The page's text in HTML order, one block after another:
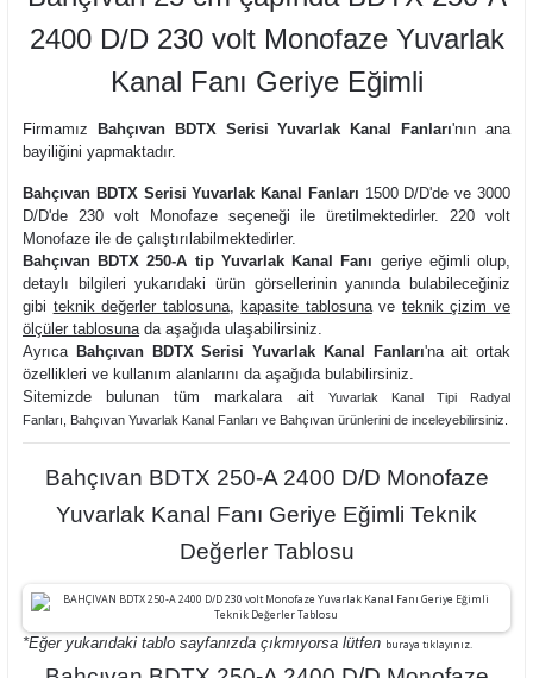
2400 D/D 230 volt Monofaze Yuvarlak
Kanal Fanı Geriye Eğimli
Firmamız Bahçıvan BDTX Serisi Yuvarlak Kanal Fanları'nın ana
bayiliğini yapmaktadır.
Bahçıvan BDTX Serisi Yuvarlak Kanal Fanları 1500 D/D'de ve 3000
D/D'de 230 volt Monofaze seçeneği ile üretilmektedirler. 220 volt
Monofaze ile de çalıştırılabilmektedirler.
Bahçıvan BDTX 250-A tip Yuvarlak Kanal Fanı geriye eğimli olup,
detaylı bilgileri yukarıdaki ürün görsellerinin yanında bulabileceğiniz
gibi teknik değerler tablosuna, kapasite tablosunave teknik çizim ve
ölçüler tablosunada aşağıda ulaşabilirsiniz.
Ayrıca Bahçıvan BDTX Serisi Yuvarlak Kanal Fanları'na ait ortak
özellikleri ve kullanım alanlarını da aşağıda bulabilirsiniz.
Sitemizde bulunan tüm markalara ait
Yuvarlak Kanal Tipi Radyal
Fanları, Bahçıvan Yuvarlak Kanal Fanları ve Bahçıvan ürünlerini de inceleyebilirsiniz.
Bahçıvan BDTX 250-A 2400 D/D Monofaze
Yuvarlak Kanal Fanı Geriye Eğimli Teknik
Değerler Tablosu
*Eğer yukarıdaki tablo sayfanızda çıkmıyorsa lütfen buraya tıklayınız.